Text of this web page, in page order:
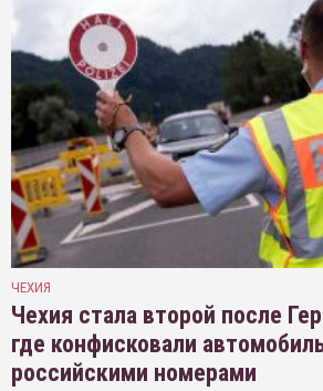
ЧЕХИЯ
Чехия стала второй после
где конфисковали
российскими номерами